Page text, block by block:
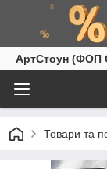
АртСтоун (ФОП
Товари та